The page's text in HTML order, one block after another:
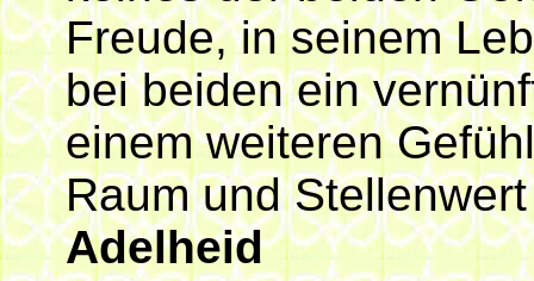
Freude, in seinem
bei beiden ein
einem weiteren
Raum und
Adelheid